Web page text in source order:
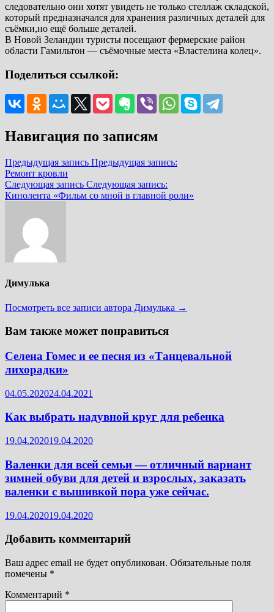
следовательно они хотят увидеть не только стеллаж складской,
который предназначался для хранения различных деталей для
съёмки,но ещё больше деталей.
В Новой Зеландии туристы посещают фермерские район
области Гамильтон — съёмочные места «Властелина колец».
Поделиться ссылкой:
Навигация по записям
Предыдущая запись Предыдущая запись:
Ремонт кровли
Следующая запись Следующая запись:
Кинолента «Фильм со мной в главной роли»
Димулька
Посмотреть все записи автора Димулька →
Вам также может понравиться
Селена Гомес и ее песня из «Танцевальной
лихорадки»
04.05.202024.04.2021
Как выбрать надувной круг для ребенка
19.04.202019.04.2020
Валенки для всей семьи — отличный вариант
зимней обуви для детей и взрослых, заказать
валенки с вышивкой пора уже сейчас.
19.04.202019.04.2020
Добавить комментарий
Ваш адрес email не будет опубликован. Обязательные поля
помечены *
Комментарий *